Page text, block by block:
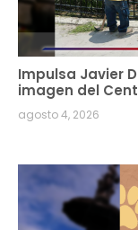
Impulsa Javier
imagen del
agosto 4, 2026